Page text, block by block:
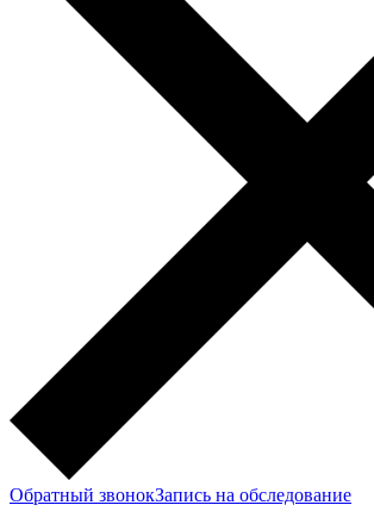
Обратный звонокЗапись на обследование